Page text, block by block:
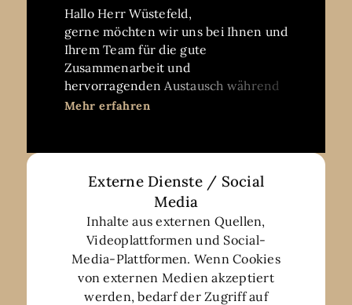
Hallo Herr Wüstefeld,
gerne möchten wir uns bei Ihnen und
Ihrem Team für die gute
Zusammenarbeit und
hervorragenden Austausch während
des gesamten Verkaufsprozesses
Termin fühlten wir uns durch die
fachliche Kompetenz und langjährige
Erfahrung zu jedem Zeitpunkt gut
beraten und aufgehoben.
Ihre Mühen wissen wir sehr zu
schätzen und empfehlen Sie
uneingeschränkt weiter.
Herzlichen Dank
Mehr erfahren
Externe Dienste / Social
Media
Inhalte aus externen Quellen,
Videoplattformen und Social-
Media-Plattformen. Wenn Cookies
von externen Medien akzeptiert
werden, bedarf der Zugriff auf